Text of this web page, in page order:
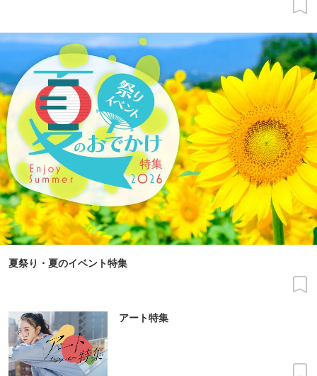
夏祭り・夏のイベント特集
アート特集